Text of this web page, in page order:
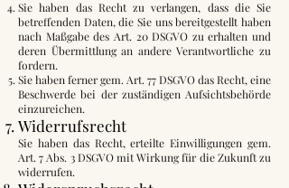
Sie haben das Recht zu verlangen, dass die Sie
betreffenden Daten, die Sie uns bereitgestellt haben
nach Maßgabe des Art. 20 DSGVO zu erhalten und
deren Übermittlung an andere Verantwortliche zu
fordern.
Sie haben ferner gem. Art. 77 DSGVO das Recht, eine
Beschwerde bei der zuständigen Aufsichtsbehörde
einzureichen.
Widerrufsrecht
Sie haben das Recht, erteilte Einwilligungen gem.
Art. 7 Abs. 3 DSGVO mit Wirkung für die Zukunft zu
widerrufen.